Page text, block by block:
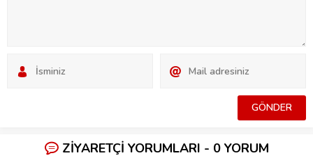
ZİYARETÇİ YORUMLARI - 0 YORUM